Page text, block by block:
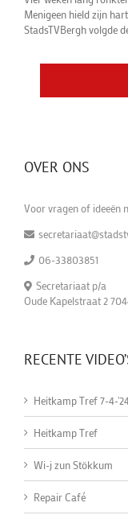
Menigeen hield zijn
StadsTVBergh volgde
OVER ONS
Voor vragen of ideeën
06-33803851
Secretariaat p/a
Oude Kapelstraat 2
RECENTE
Heitkamp Tref 7-4-
Heitkamp Tref
Wi-j zun Stökkum
Repair Café